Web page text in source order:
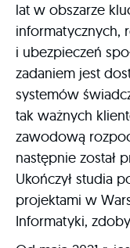
lat w obszarze
informatycznych,
i ubezpieczeń
zadaniem jest
systemów
tak ważnych
zawodową
następnie został
Ukończył studia
projektami w
Informatyki,